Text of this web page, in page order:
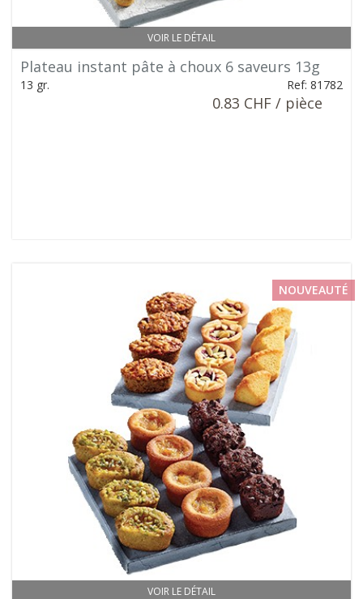
VOIR LE DÉTAIL
Plateau instant pâte à choux 6 saveurs 13g
13 gr. Ref: 81782
0.83 CHF / pièce
VOIR LE DÉTAIL
NOUVEAUTÉ